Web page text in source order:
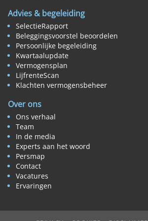
Advies & begeleiding
SelectieRapport
Beleggingsvoorstel beoordelen
Persoonlijke begeleiding
Kwartaalupdate
Vermogensplan
LijfrenteScan
Klachten vermogensbeheer
Over ons
Ons verhaal
Team
In de media
Experts aan het woord
Persmap
Contact
Vacatures
Ervaringen